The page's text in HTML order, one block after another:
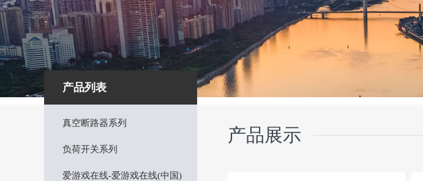
产品列表
真空断路器系列
负荷开关系列
爱游戏在线-爱游戏在线(中国)
产品展示